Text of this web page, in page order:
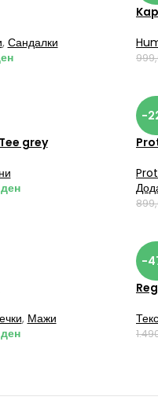
, Сандалки
grey
ден
-
, Мажи
ден
-